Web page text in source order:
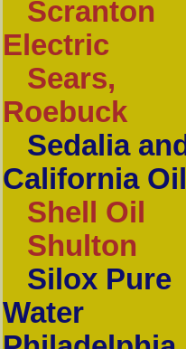
Scranton
Electric
Sears,
Roebuck
Sedalia and
California Oil
Shell Oil
Shulton
Silox Pure
Water